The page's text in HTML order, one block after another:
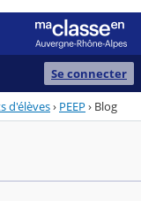
Se connecter
d'élèves› PEEP › Blog